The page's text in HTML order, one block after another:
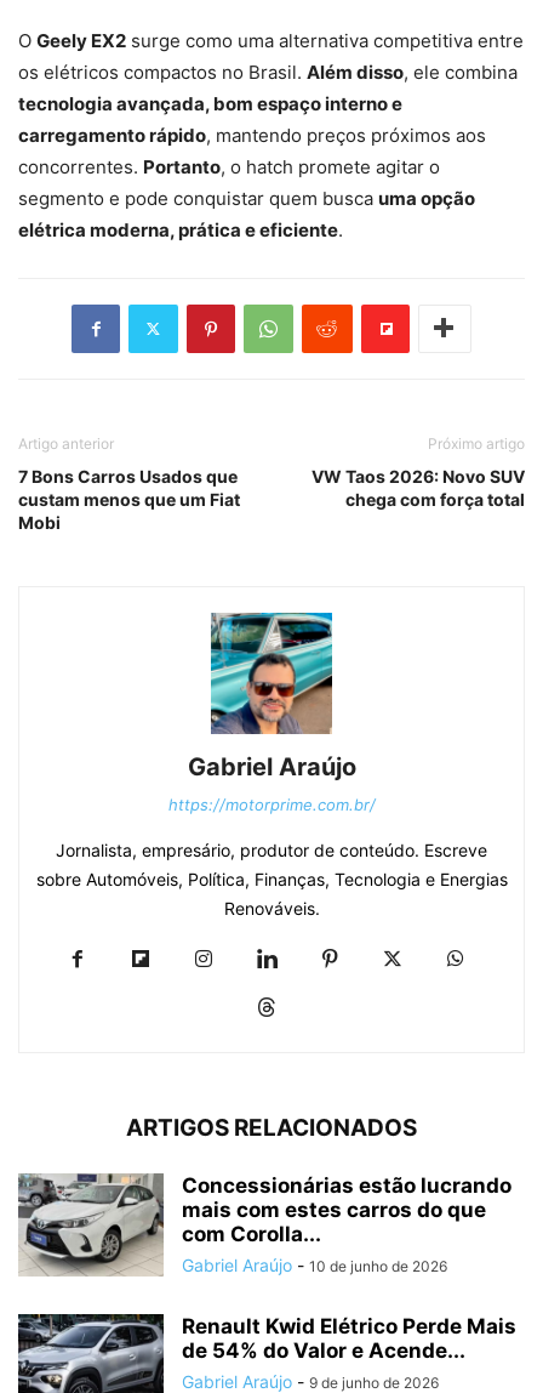
O Geely EX2 surge como uma alternativa competitiva entre
os elétricos compactos no Brasil. Além disso, ele combina
tecnologia avançada, bom espaço interno e
carregamento rápido, mantendo preços próximos aos
concorrentes. Portanto, o hatch promete agitar o
segmento e pode conquistar quem busca uma opção
elétrica moderna, prática e eficiente.
Artigo anterior
7 Bons Carros Usados que
custam menos que um Fiat
Mobi
Próximo artigo
VW Taos 2026: Novo SUV
chega com força total
Gabriel Araújo
https://motorprime.com.br/
Jornalista, empresário, produtor de conteúdo. Escreve
sobre Automóveis, Política, Finanças, Tecnologia e Energias
Renováveis.
ARTIGOS RELACIONADOS
Concessionárias estão lucrando
mais com estes carros do que
com Corolla...
Gabriel Araújo - 10 de junho de 2026
Renault Kwid Elétrico Perde Mais
de 54% do Valor e Acende...
Gabriel Araújo - 9 de junho de 2026